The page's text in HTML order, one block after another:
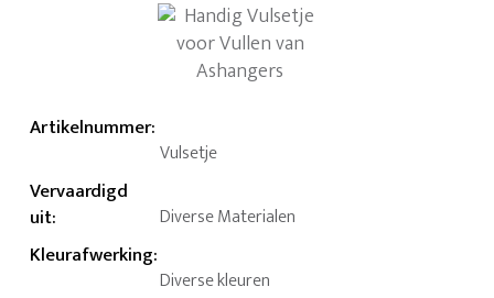
Artikelnummer:
Vulsetje
Vervaardigd
uit: Diverse Materialen
Kleurafwerking:
Diverse kleuren